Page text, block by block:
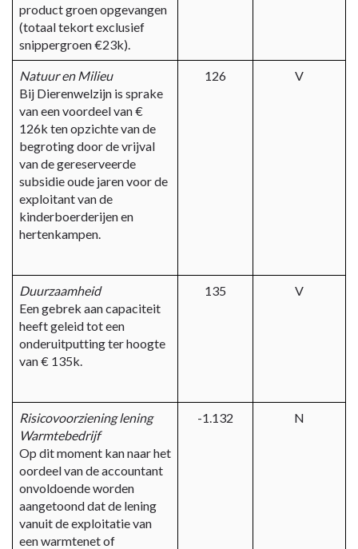
product groen opgevangen
(totaal tekort exclusief
snippergroen €23k).
Natuur en Milieu
Bij Dierenwelzijn is sprake
van een voordeel van €
126k ten opzichte van de
begroting door de vrijval
van de gereserveerde
subsidie oude jaren voor de
exploitant van de
kinderboerderijen en
hertenkampen.
126 V
Duurzaamheid
Een gebrek aan capaciteit
heeft geleid tot een
onderuitputting ter hoogte
van € 135k.
135 V
Risicovoorziening lening
Warmtebedrijf
Op dit moment kan naar het
oordeel van de accountant
onvoldoende worden
aangetoond dat de lening
vanuit de exploitatie van
een warmtenet of
-1.132 N